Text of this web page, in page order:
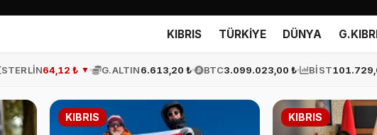
KIBRIS TÜRKİYE DÜNYA
STERLİN64,12 ₺ ▼ G.ALTIN6.613,20 ₺ BTC3.099.023,00 ₺ BİST
KIBRIS KIBRIS